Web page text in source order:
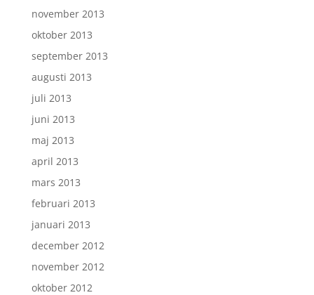
november 2013
oktober 2013
september 2013
augusti 2013
juli 2013
juni 2013
maj 2013
april 2013
mars 2013
februari 2013
januari 2013
december 2012
november 2012
oktober 2012